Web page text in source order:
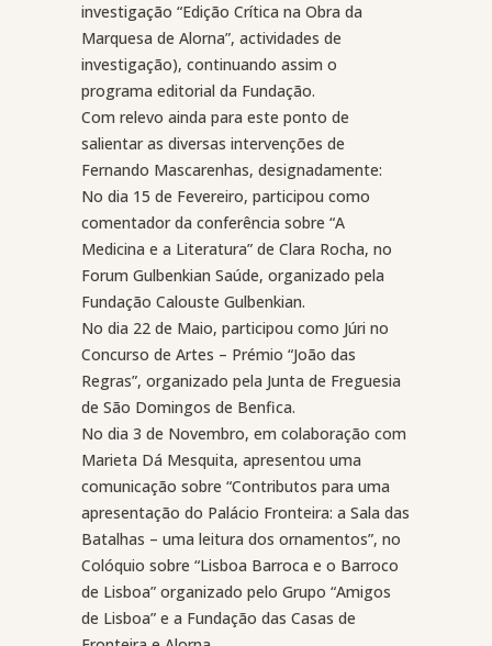
investigação “Edição Crítica na Obra da
Marquesa de Alorna”, actividades de
investigação), continuando assim o
programa editorial da Fundação.
Com relevo ainda para este ponto de
salientar as diversas intervenções de
Fernando Mascarenhas, designadamente:
No dia 15 de Fevereiro, participou como
comentador da conferência sobre “A
Medicina e a Literatura” de Clara Rocha, no
Forum Gulbenkian Saúde, organizado pela
Fundação Calouste Gulbenkian.
No dia 22 de Maio, participou como Júri no
Concurso de Artes – Prémio “João das
Regras”, organizado pela Junta de Freguesia
de São Domingos de Benfica.
No dia 3 de Novembro, em colaboração com
Marieta Dá Mesquita, apresentou uma
comunicação sobre “Contributos para uma
apresentação do Palácio Fronteira: a Sala das
Batalhas – uma leitura dos ornamentos”, no
Colóquio sobre “Lisboa Barroca e o Barroco
de Lisboa” organizado pelo Grupo “Amigos
de Lisboa” e a Fundação das Casas de